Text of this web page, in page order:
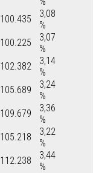
100.435
3,08
%
100.225
3,07
%
102.382
3,14
%
105.689
3,24
%
109.679
3,36
%
105.218
3,22
%
112.238
3,44
%